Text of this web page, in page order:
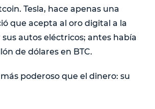
Tesla, hace apenas una
que acepta al oro digital a la
autos eléctricos; antes había
de dólares en BTC.
poderoso que el dinero: su